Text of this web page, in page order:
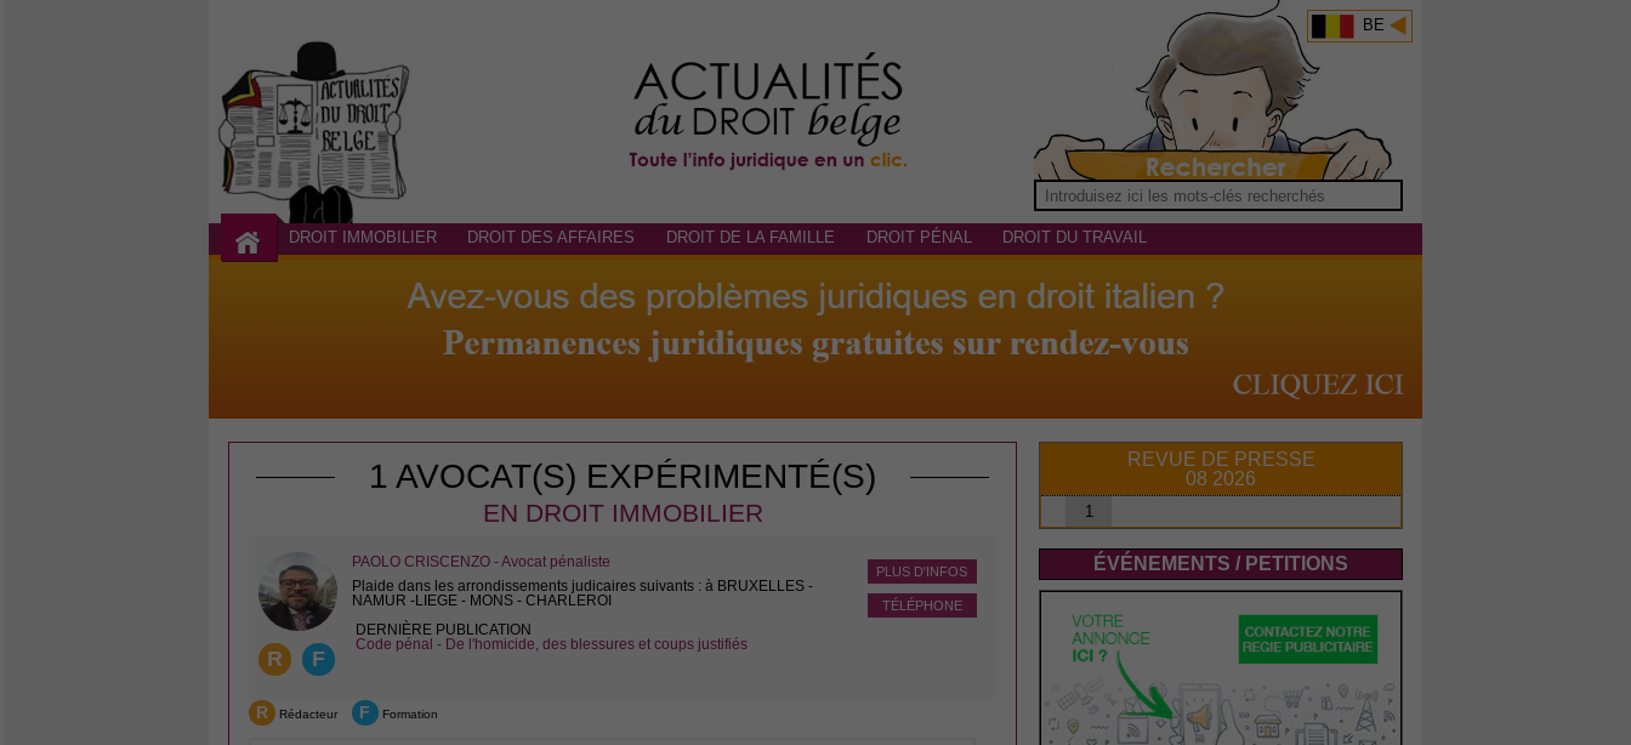
BE
DROIT IMMOBILIER DROIT DES AFFAIRES DROIT DE LA FAMILLE DROIT PÉNAL DROIT DU TRAVAIL
1 AVOCAT(S) EXPÉRIMENTÉ(S)
EN DROIT IMMOBILIER
R F
PLUS D'INFOS
TÉLÉPHONE
PAOLO CRISCENZO - Avocat pénaliste
Plaide dans les arrondissements judicaires suivants : à BRUXELLES -
NAMUR -LIEGE - MONS - CHARLEROI
DERNIÈRE PUBLICATION
Code pénal - De l'homicide, des blessures et coups justifiés
R Rédacteur F Formation
REVUE DE PRESSE
08 2026
1
ÉVÉNEMENTS / PETITIONS